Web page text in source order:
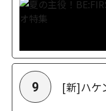
9 [新]ハケ